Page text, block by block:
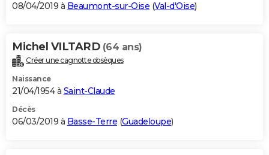
08/04/2019 à Beaumont-sur-Oise (Val-d'Oise)
Michel VILTARD (64 ans)
Créer une cagnotte obsèques
Naissance
21/04/1954 à Saint-Claude
Décès
06/03/2019 à Basse-Terre (Guadeloupe)